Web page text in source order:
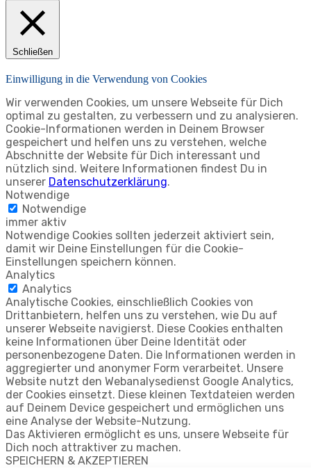
Schließen
Einwilligung in die Verwendung von Cookies
Wir verwenden Cookies, um unsere Webseite für Dich
optimal zu gestalten, zu verbessern und zu analysieren.
Cookie-Informationen werden in Deinem Browser
gespeichert und helfen uns zu verstehen, welche
Abschnitte der Website für Dich interessant und
nützlich sind. Weitere Informationen findest Du in
unserer Datenschutzerklärung.
Notwendige
Notwendige
immer aktiv
Notwendige Cookies sollten jederzeit aktiviert sein,
damit wir Deine Einstellungen für die Cookie-
Einstellungen speichern können.
Analytics
Analytics
Analytische Cookies, einschließlich Cookies von
Drittanbietern, helfen uns zu verstehen, wie Du auf
unserer Webseite navigierst. Diese Cookies enthalten
keine Informationen über Deine Identität oder
personenbezogene Daten. Die Informationen werden in
aggregierter und anonymer Form verarbeitet. Unsere
Website nutzt den Webanalysedienst Google Analytics,
der Cookies einsetzt. Diese kleinen Textdateien werden
auf Deinem Device gespeichert und ermöglichen uns
eine Analyse der Website-Nutzung.
Das Aktivieren ermöglicht es uns, unsere Webseite für
Dich noch attraktiver zu machen.
SPEICHERN & AKZEPTIEREN